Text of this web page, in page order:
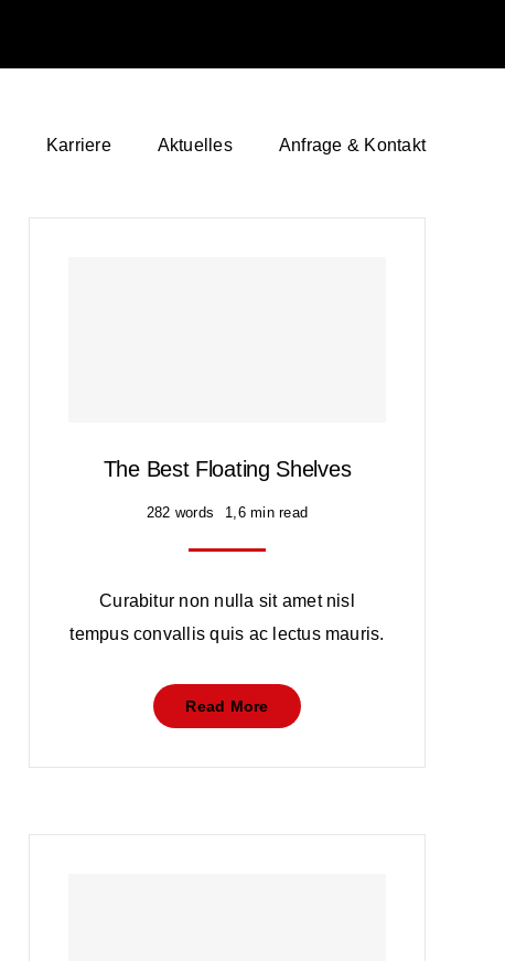
Karriere Aktuelles Anfrage & Kontakt
The Best Floating Shelves
282 words 1,6 min read
Curabitur non nulla sit amet nisl
tempus convallis quis ac lectus mauris.
Read More